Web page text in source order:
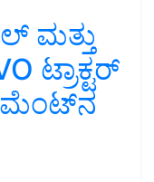
ಮತ್ತು
ಟ್ರಾಕ್ಟರ್